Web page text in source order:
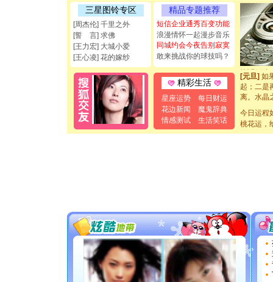
三星图铃专区
[周杰伦] 千里之外
[誓 言] 求佛
[王力宏] 大城小爱
[王心凌] 花的嫁纱
精品专题推荐
短信企业通秀百变功能
浪漫情怀一起漫步音乐
同城约会今夜告别寂寞
敢来挑战你的球技吗？
精彩生活
星座运势
每日财运
花边新闻
魔鬼辞典
情感测试
生活笑话
都要快乐
[圣诞节]
如意,快
[元旦]看
断电。爱
你是我专
[元旦]如
起；二是
离。水晶
[元旦]当
泣，这
卖了。水
[春节]风
要平安！
[圣诞节]
能正大
都要快乐
[圣诞节]
如意,快
[元旦]
看
今日运程
桃花运，